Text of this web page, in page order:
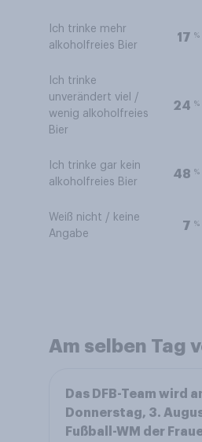
Ich trinke mehr
alkoholfreies Bier
17 %
Ich trinke
unverändert viel /
wenig alkoholfreies
Bier
24 %
Ich trinke gar kein
alkoholfreies Bier
48 %
Weiß nicht / keine
Angabe
7 %
Am selben Tag
Das DFB-Team wird
Donnerstag, 3.
Fußball-WM der